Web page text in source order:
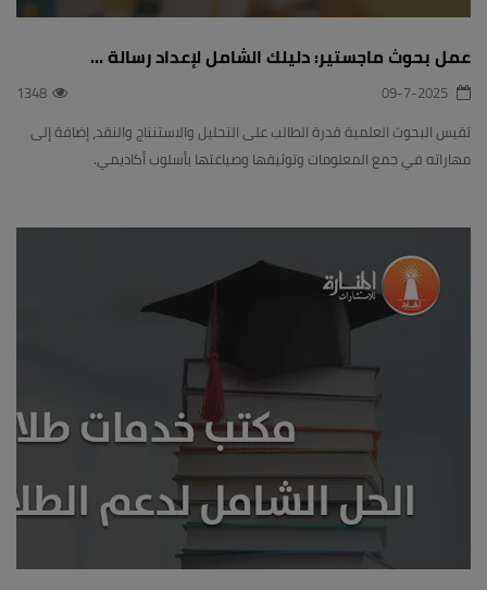
عمل بحوث ماجستير: دليلك الشامل لإعداد رسالة ...
1348
تقيس البحوث العلمية قدرة الطالب على التحليل والاستنتاج والنقد، إضافة إلى
مهاراته في جمع المعلومات وتوثيقها وصياغتها بأسلوب أكاديمي.